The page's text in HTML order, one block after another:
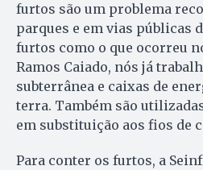
furtos são um problema
parques e em vias públicas
furtos como o que ocorreu
Ramos Caiado, nós já
subterrânea e caixas de
terra. Também são
em substituição aos fios de
Para conter os furtos, a